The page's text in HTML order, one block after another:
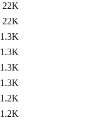
22K
22K
1.3K
1.3K
1.3K
1.3K
1.2K
1.2K